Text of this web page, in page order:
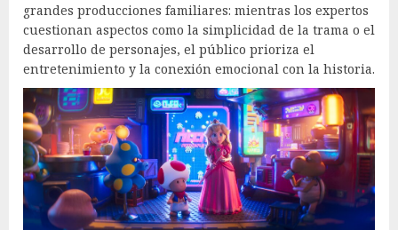
grandes producciones familiares: mientras los expertos
cuestionan aspectos como la simplicidad de la trama o el
desarrollo de personajes, el público prioriza el
entretenimiento y la conexión emocional con la historia.